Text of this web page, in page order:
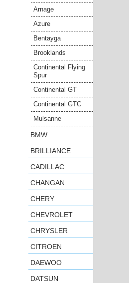
Arnage
Azure
Bentayga
Brooklands
Continental Flying
Spur
Continental GT
Continental GTC
Mulsanne
BMW
BRILLIANCE
CADILLAC
CHANGAN
CHERY
CHEVROLET
CHRYSLER
CITROEN
DAEWOO
DATSUN